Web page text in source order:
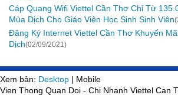
Cáp Quang Wifi Viettel Cần Thơ Chỉ Từ
Mùa Dịch Cho Giáo Viên Học Sinh Sinh Viên
Đăng Ký Internet Viettel Cần Thơ Khuyến
Dịch(02/09/2021)
Xem bản: Desktop | Mobile
Vien Thong Quan Doi - Chi Nhanh Viettel Can